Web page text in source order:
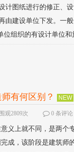
计图纸进行的修正、
由建设单位下发。一
位组织的有设计单位
有何区别？ NEW
观2809次 0 条评论
义上就不同，是两个
成，该阶段是建筑师